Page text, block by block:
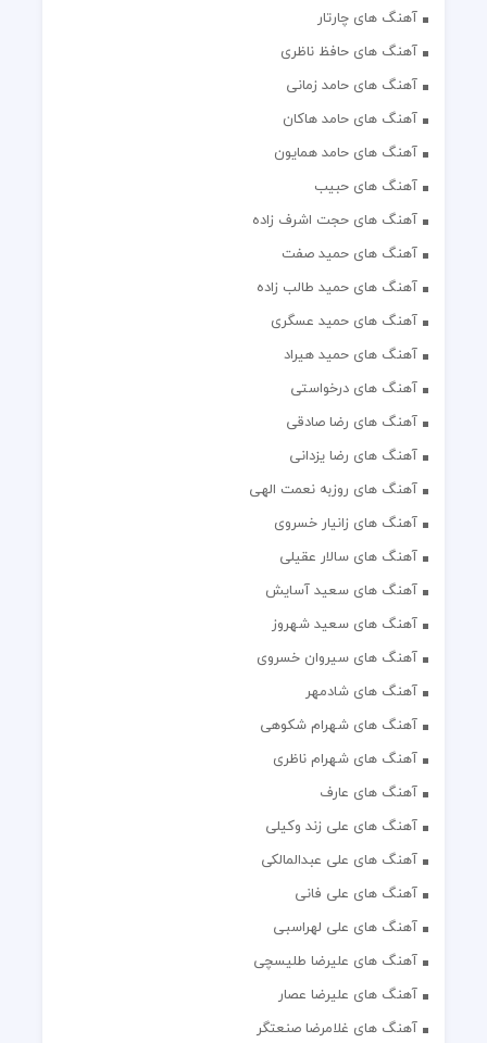
آهنگ های چارتار
آهنگ های حافظ ناظری
آهنگ های حامد زمانی
آهنگ های حامد هاکان
آهنگ های حامد همایون
آهنگ های حبیب
آهنگ های حجت اشرف زاده
آهنگ های حمید صفت
آهنگ های حمید طالب زاده
آهنگ های حمید عسگری
آهنگ های حمید هیراد
آهنگ های درخواستی
آهنگ های رضا صادقی
آهنگ های رضا یزدانی
آهنگ های روزبه نعمت الهی
آهنگ های زانیار خسروی
آهنگ های سالار عقیلی
آهنگ های سعید آسایش
آهنگ های سعید شهروز
آهنگ های سیروان خسروی
آهنگ های شادمهر
آهنگ های شهرام شکوهی
آهنگ های شهرام ناظری
آهنگ های عارف
آهنگ های علی زند وکیلی
آهنگ های علی عبدالمالکی
آهنگ های علی فانی
آهنگ های علی لهراسبی
آهنگ های علیرضا طلیسچی
آهنگ های علیرضا عصار
آهنگ های غلامرضا صنعتگر